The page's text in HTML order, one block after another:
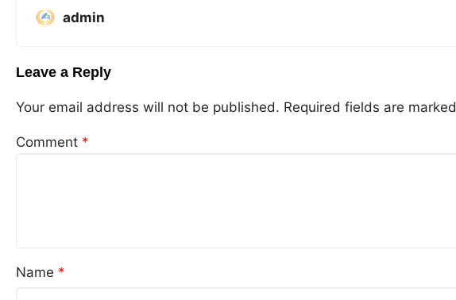
admin
Leave a Reply
Your email address will not be published. Required fields are marked
Comment *
Name *